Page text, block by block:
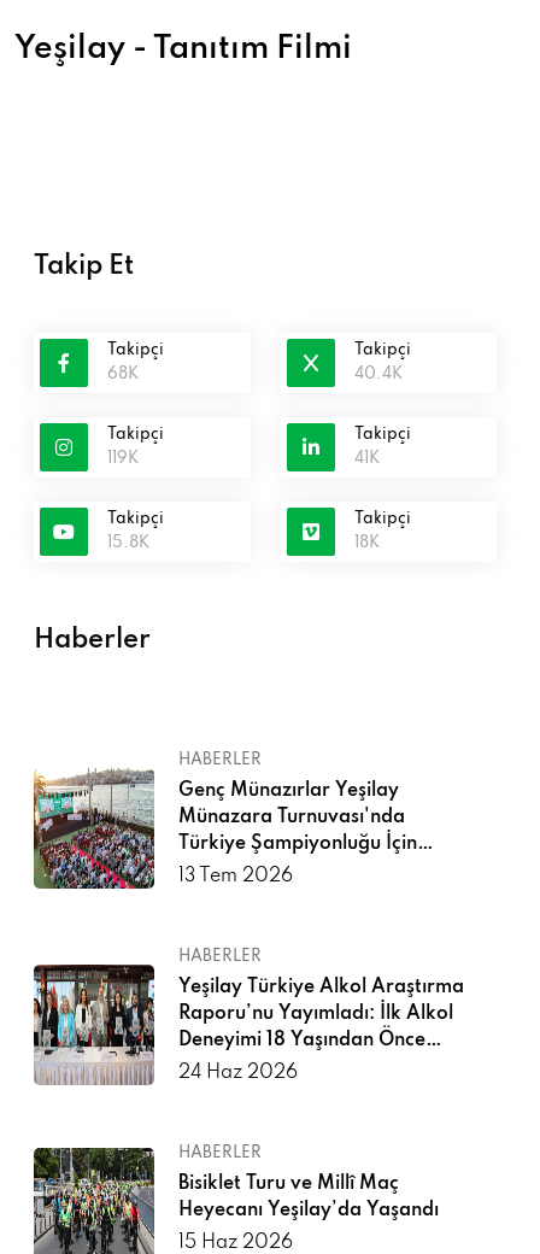
Yeşilay - Tanıtım Filmi
Takip Et
Takipçi
68K
Takipçi
40.4K
Takipçi
119K
Takipçi
41K
Takipçi
15.8K
Takipçi
18K
Haberler
HABERLER
Genç Münazırlar Yeşilay
Münazara Turnuvası'nda
Türkiye Şampiyonluğu İçin
Yarıştı
13 Tem 2026
HABERLER
Yeşilay Türkiye Alkol Araştırma
Raporu’nu Yayımladı: İlk Alkol
Deneyimi 18 Yaşından Önce
Yaşanıyor
24 Haz 2026
HABERLER
Bisiklet Turu ve Millî Maç
Heyecanı Yeşilay’da Yaşandı
15 Haz 2026